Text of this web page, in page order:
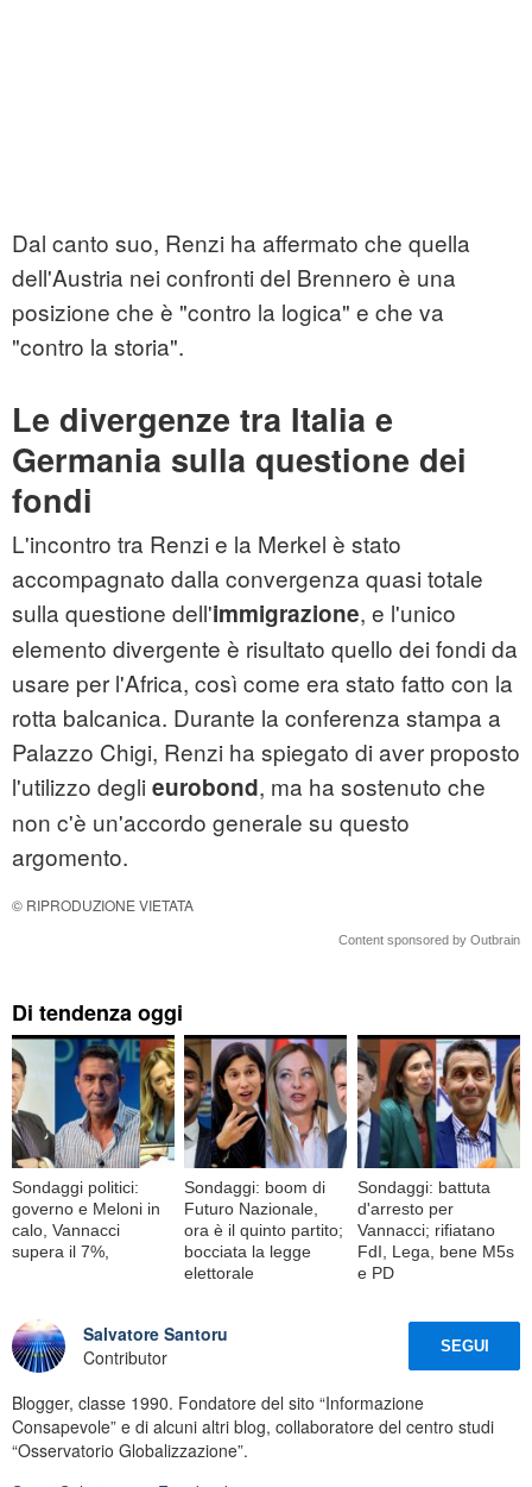
Dal canto suo, Renzi ha affermato che quella
dell'Austria nei confronti del Brennero è una
posizione che è "contro la logica" e che va
"contro la storia".
Le divergenze tra Italia e
Germania sulla questione dei
fondi
L'incontro tra Renzi e la Merkel è stato
accompagnato dalla convergenza quasi totale
sulla questione dell'immigrazione, e l'unico
elemento divergente è risultato quello dei fondi da
usare per l'Africa, così come era stato fatto con la
rotta balcanica. Durante la conferenza stampa a
Palazzo Chigi, Renzi ha spiegato di aver proposto
l'utilizzo degli eurobond, ma ha sostenuto che
non c'è un'accordo generale su questo
argomento.
© RIPRODUZIONE VIETATA
Content sponsored by Outbrain
Di tendenza oggi
Sondaggi politici:
governo e Meloni in
calo, Vannacci
supera il 7%,
Sondaggi: boom di
Futuro Nazionale,
ora è il quinto partito;
bocciata la legge
elettorale
Sondaggi: battuta
d'arresto per
Vannacci; rifiatano
FdI, Lega, bene M5s
e PD
Salvatore Santoru
Contributor
SEGUI
Blogger, classe 1990. Fondatore del sito “Informazione
Consapevole” e di alcuni altri blog, collaboratore del centro studi
“Osservatorio Globalizzazione”.